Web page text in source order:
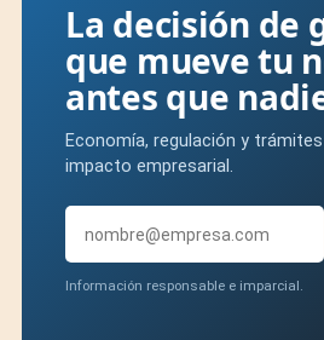
La decisión de
que mueve tu
antes que
Economía, regulación y
impacto empresarial.
Información responsable e imparcial.